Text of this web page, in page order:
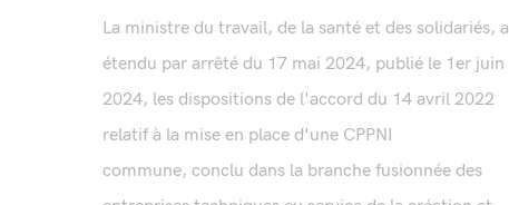
La ministre du travail, de la santé et des solidariés, a
étendu par arrêté du 17 mai 2024, publié le 1er juin
2024, les dispositions de l'accord du 14 avril 2022
relatif à la mise en place d'une CPPNI
commune, conclu dans la branche fusionnée des